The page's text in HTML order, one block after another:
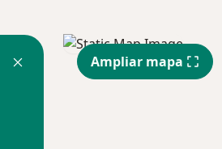
Ampliar mapa